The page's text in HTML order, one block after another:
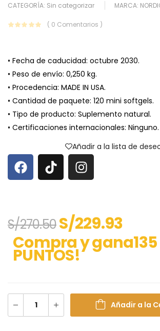
CATEGORÍA: Sin categorizar MARCA:
( 0 Comentarios )
• Fecha de caducidad: octubre 2030.
• Peso de envío: 0,250 kg.
• Procedencia: MADE IN USA.
• Cantidad de paquete: 120 mini softgels.
• Tipo de producto: Suplemento natural.
• Certificaciones internacionales: Ninguno.
Añadir a la lista de
S/270.50S/229.93
Compra y gana135
PUNTOS!
Añadir a la